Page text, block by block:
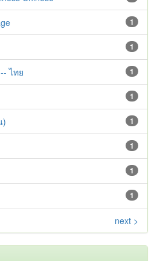
1
1
1
ไทย
1
1
)
1
1
1
next >